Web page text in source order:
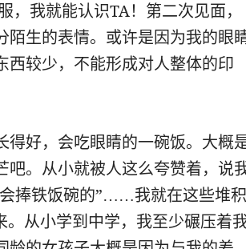
，我就能认识TA！第二次见面，
陌生的表情。或许是因为我的眼
西较少，不能形成对人整体的印
得好，会吃眼睛的一碗饭。大概
吧。从小就被人这么夸赞着，说
捧铁饭碗的”……我就在这些堆积
。从小学到中学，我至少碾压着